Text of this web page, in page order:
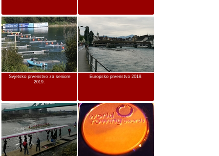
Svjetsko prvenstvo za seniore
2019.
Europsko prvenstvo 2019.